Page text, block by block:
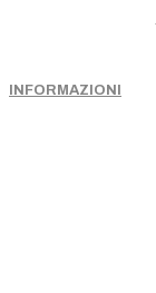
INFORMAZIONI